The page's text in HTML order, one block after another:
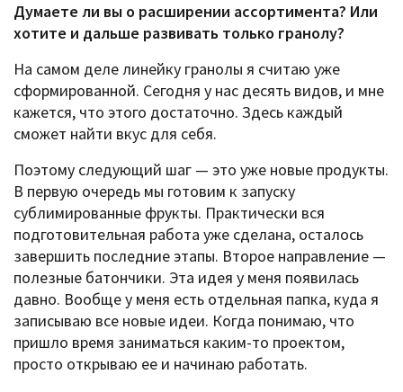
Думаете ли вы о расширении ассортимента? Или
хотите и дальше развивать только гранолу?
На самом деле линейку гранолы я считаю уже
сформированной. Сегодня у нас десять видов, и мне
кажется, что этого достаточно. Здесь каждый
сможет найти вкус для себя.
Поэтому следующий шаг — это уже новые продукты.
В первую очередь мы готовим к запуску
сублимированные фрукты. Практически вся
подготовительная работа уже сделана, осталось
завершить последние этапы. Второе направление —
полезные батончики. Эта идея у меня появилась
давно. Вообще у меня есть отдельная папка, куда я
записываю все новые идеи. Когда понимаю, что
пришло время заниматься каким-то проектом,
просто открываю ее и начинаю работать.